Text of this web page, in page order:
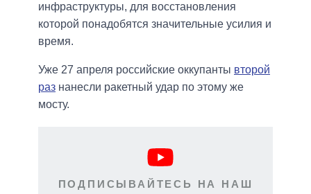
инфраструктуры, для восстановления
которой понадобятся значительные усилия и
время.
Уже 27 апреля российские оккупанты второй
раз нанесли ракетный удар по этому же
мосту.
ПОДПИСЫВАЙТЕСЬ НА НАШ